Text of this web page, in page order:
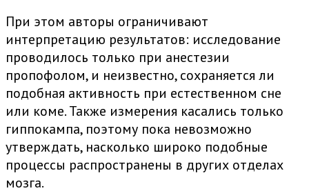
При этом авторы ограничивают
интерпретацию результатов: исследование
проводилось только при анестезии
пропофолом, и неизвестно, сохраняется ли
подобная активность при естественном сне
или коме. Также измерения касались только
гиппокампа, поэтому пока невозможно
утверждать, насколько широко подобные
процессы распространены в других отделах
мозга.